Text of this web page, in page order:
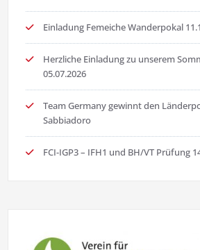
Einladung Femeiche Wanderpokal
Herzliche Einladung zu unserem
05.07.2026
Team Germany gewinnt den
Sabbiadoro
FCI-IGP3 – IFH1 und BH/VT Prüfung